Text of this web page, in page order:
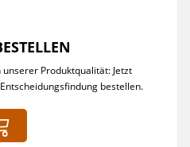
Produktqualität: Jetzt
bestellen.